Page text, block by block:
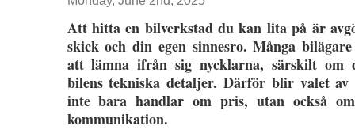
Att hitta en bilverkstad du kan lita på är
skick och din egen sinnesro. Många
att lämna ifrån sig nycklarna, särskilt om
bilens tekniska detaljer. Därför blir valet av
inte bara handlar om pris, utan också
kommunikation.